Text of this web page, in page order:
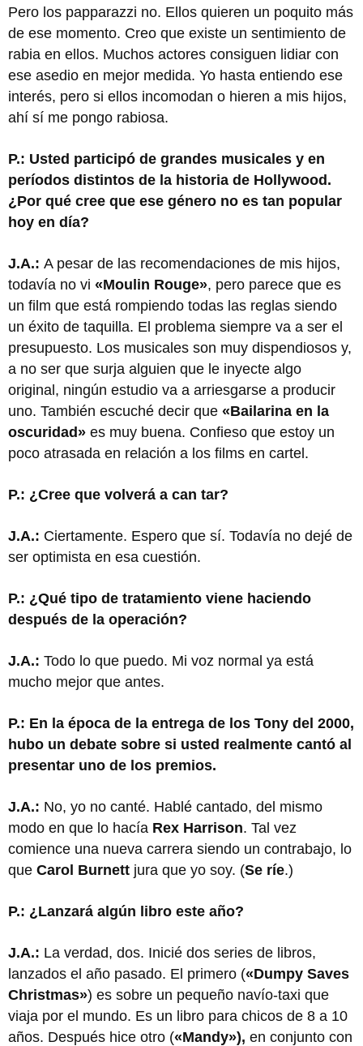
Pero los papparazzi no. Ellos quieren un poquito más
de ese momento. Creo que existe un sentimiento de
rabia en ellos. Muchos actores consiguen lidiar con
ese asedio en mejor medida. Yo hasta entiendo ese
interés, pero si ellos incomodan o hieren a mis hijos,
ahí sí me pongo rabiosa.
P.: Usted participó de grandes musicales y en
períodos distintos de la historia de Hollywood.
¿Por qué cree que ese género no es tan popular
hoy en día?
J.A.: A pesar de las recomendaciones de mis hijos,
todavía no vi «Moulin Rouge», pero parece que es
un film que está rompiendo todas las reglas siendo
un éxito de taquilla. El problema siempre va a ser el
presupuesto. Los musicales son muy dispendiosos y,
a no ser que surja alguien que le inyecte algo
original, ningún estudio va a arriesgarse a producir
uno. También escuché decir que «Bailarina en la
oscuridad» es muy buena. Confieso que estoy un
poco atrasada en relación a los films en cartel.
P.: ¿Cree que volverá a can tar?
J.A.: Ciertamente. Espero que sí. Todavía no dejé de
ser optimista en esa cuestión.
P.: ¿Qué tipo de tratamiento viene haciendo
después de la operación?
J.A.: Todo lo que puedo. Mi voz normal ya está
mucho mejor que antes.
P.: En la época de la entrega de los Tony del 2000,
hubo un debate sobre si usted realmente cantó al
presentar uno de los premios.
J.A.: No, yo no canté. Hablé cantado, del mismo
modo en que lo hacía Rex Harrison. Tal vez
comience una nueva carrera siendo un contrabajo, lo
que Carol Burnett jura que yo soy. (Se ríe.)
P.: ¿Lanzará algún libro este año?
J.A.: La verdad, dos. Inicié dos series de libros,
lanzados el año pasado. El primero («Dumpy Saves
Christmas») es sobre un pequeño navío-taxi que
viaja por el mundo. Es un libro para chicos de 8 a 10
años. Después hice otro («Mandy»), en conjunto con